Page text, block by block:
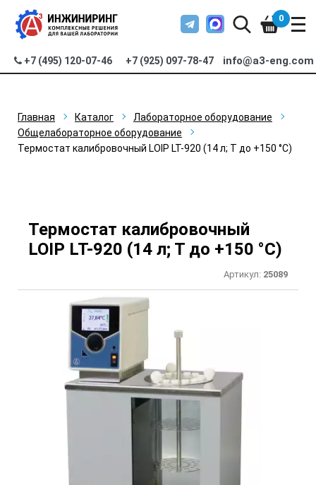
+7 (495) 120-07-46 +7 (925) 097-78-47 info@a3-eng.com
0
Главная Каталог
Лабораторное оборудование
Общелабораторное оборудование
Термостат калибровочный LOIP LT-920 (14 л; Т до +150 °С)
Термостат калибровочный
LOIP LT-920 (14 л; Т до +150 °С)
Артикул: 25089